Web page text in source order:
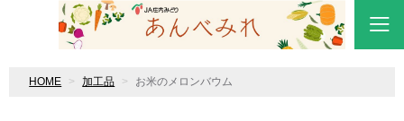
HOME 加工品 お米のメロンバウム